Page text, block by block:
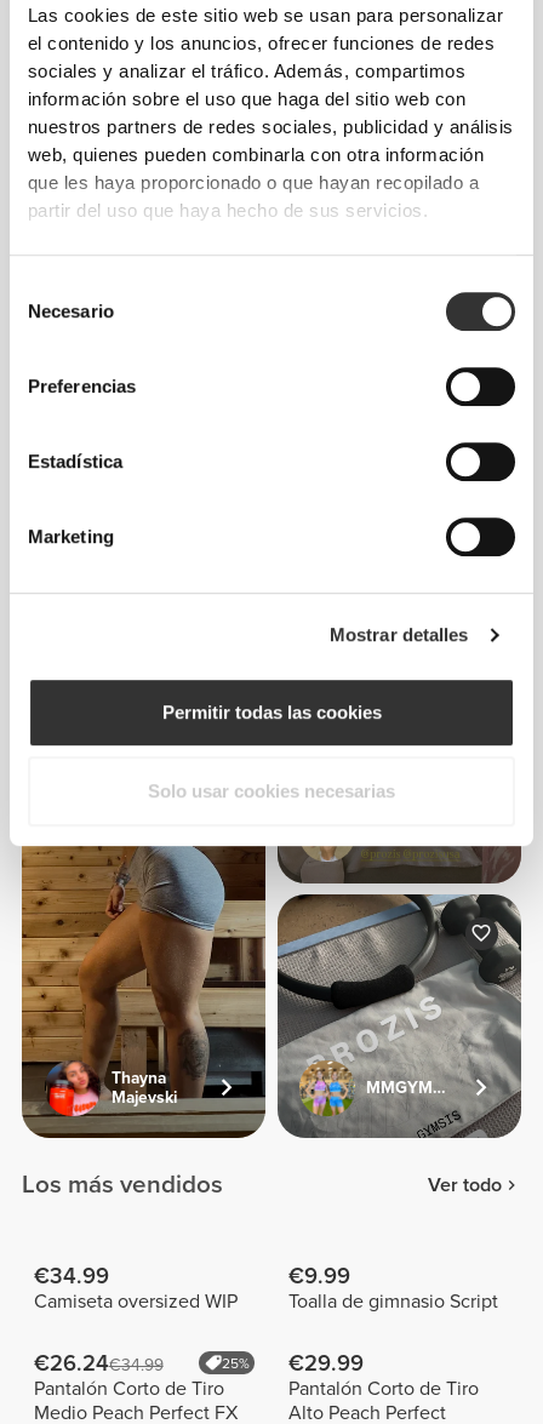
Las cookies de este sitio web se usan para personalizar
el contenido y los anuncios, ofrecer funciones de redes
sociales y analizar el tráfico. Además, compartimos
información sobre el uso que haga del sitio web con
nuestros partners de redes sociales, publicidad y análisis
web, quienes pueden combinarla con otra información
que les haya proporcionado o que hayan recopilado a
partir del uso que haya hecho de sus servicios.
Necesario
Preferencias
Estadística
Marketing
Mostrar detalles
Permitir todas las cookies
Solo usar cookies necesarias
De nuestra comunidad Ver todo
Thayna
Majevski
1
MMGYMSISTERS
Los más vendidos Ver todo
€34.99
Camiseta oversized WIP
€9.99
Toalla de gimnasio Script
€26.24€34.99 25%
Pantalón Corto de Tiro
Medio Peach Perfect FX
€29.99
Pantalón Corto de Tiro
Alto Peach Perfect